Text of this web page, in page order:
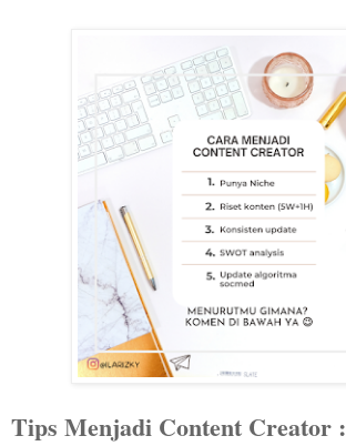
Tips Menjadi Content Creator :